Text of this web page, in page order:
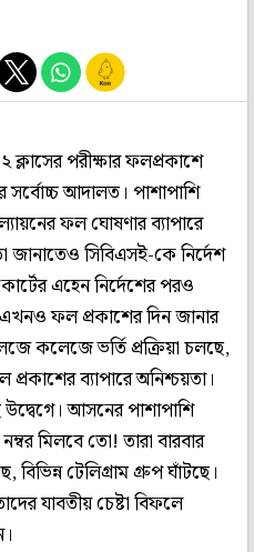
পরীক্ষার ফলপ্রকাশে
সর্বোচ্চ আদালত। পাশাপাশি
ফল ঘোষণার ব্যাপারে
জানাতেও সিবিএসই-কে নির্দেশ
এহেন নির্দেশের পরও
ফল প্রকাশের দিন জানার
কলেজে ভর্তি প্রক্রিয়া চলছে,
ব্যাপারে অনিশ্চয়তা।
আসনের পাশাপাশি
মিলবে তো! তারা বারবার
টেলিগ্রাম গ্রুপ ঘাঁটছে।
যাবতীয় চেষ্টা বিফলে